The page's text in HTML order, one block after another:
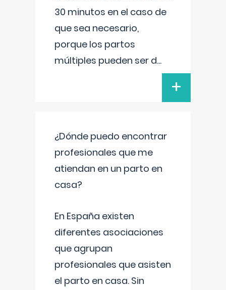
30 minutos en el caso de
que sea necesario,
porque los partos
múltiples pueden ser d...
+
¿Dónde puedo encontrar
profesionales que me
atiendan en un parto en
casa?
En España existen
diferentes asociaciones
que agrupan
profesionales que asisten
el parto en casa. Sin